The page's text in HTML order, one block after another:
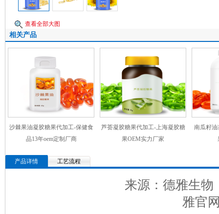
查看全部大图
相关产品
沙棘果油凝胶糖果代加工-保健食
品13年oem定制厂商
芦荟凝胶糖果代加工-上海凝胶糖
果OEM实力厂家
南瓜籽油
产品详情 工艺流程
来源：德雅生
雅官